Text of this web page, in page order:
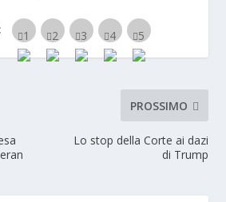
PROSSIMO
Lo stop della Corte ai dazi
di Trump